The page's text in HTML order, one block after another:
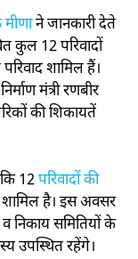
ने जानकारी देते
कुल 12 परिवादों
शामिल हैं।
मंत्री रणबीर
की शिकायतें
12परिवादों की
है। इस अवसर
निकाय समितियों के
उपस्थित रहेंगे।